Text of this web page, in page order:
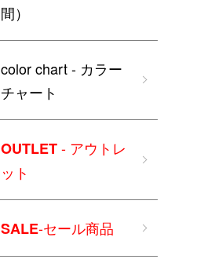
間）
color chart - カラー
チャート
OUTLET- アウトレ
ット
SALE-セール商品